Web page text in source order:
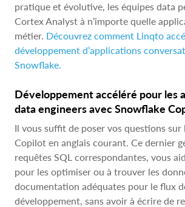
pratique et évolutive, les équipes data
Cortex Analyst à n’importe quelle
métier. Découvrez comment Linqto
développement d’applications
Snowflake.
Développement accéléré pour les
data engineers avec Snowflake
Il vous suffit de poser vos questions sur
Copilot en anglais courant. Ce dernier
requêtes SQL correspondantes, vous
pour les optimiser ou à trouver les
documentation adéquates pour le flux
développement, sans avoir à écrire de